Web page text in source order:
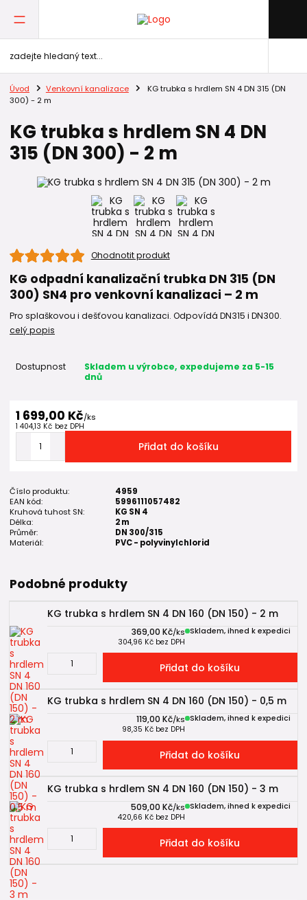
Úvod Venkovní kanalizace
KG trubka s hrdlem SN 4 DN 315 (DN
300) - 2 m
KG trubka s hrdlem SN 4 DN
315 (DN 300) - 2 m
Ohodnotit produkt
KG odpadní kanalizační trubka DN 315 (DN
300) SN4 pro venkovní kanalizaci – 2 m
Pro splaškovou i dešťovou kanalizaci. Odpovídá DN315 i DN300.
celý popis
Dostupnost
Skladem u výrobce, expedujeme za 5-15
dnů
1 699,00 Kč/ks
1 404,13 Kč bez DPH
Přidat do košíku
Číslo produktu:
4959
EAN kód:
5996111057482
Kruhová tuhost SN:
KG SN 4
Délka:
2 m
Průměr:
DN 300/315
Materiál:
PVC - polyvinylchlorid
Podobné produkty
KG trubka s hrdlem SN 4 DN 160 (DN 150) - 2 m
369,00 Kč/ks
304,96 Kč bez DPH
Skladem, ihned k expedici
Přidat do košíku
KG trubka s hrdlem SN 4 DN 160 (DN 150) - 0,5 m
119,00 Kč/ks
98,35 Kč bez DPH
Skladem, ihned k expedici
Přidat do košíku
KG trubka s hrdlem SN 4 DN 160 (DN 150) - 3 m
509,00 Kč/ks
420,66 Kč bez DPH
Skladem, ihned k expedici
Přidat do košíku